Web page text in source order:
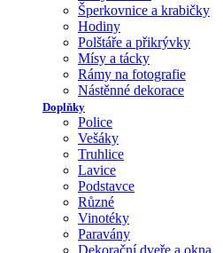
Šperkovnice a krabičky
Hodiny
Polštáře a přikrývky
Mísy a tácky
Rámy na fotografie
Nástěnné dekorace
Doplňky
Police
Vešáky
Truhlice
Lavice
Podstavce
Různé
Vinotéky
Paravány
Dekorační dveře a okna